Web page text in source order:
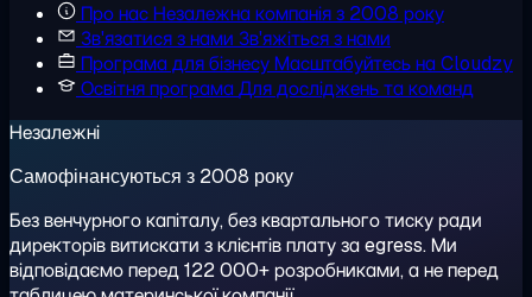
Про насНезалежна компанія з 2008 року
Зв'язатися з нами Зв'яжіться з нами
Програма для бізнесуМасштабуйтесь на Cloudzy
Освітня програмаДля досліджень та команд
Незалежні
Самофінансуються з 2008 року
Без венчурного капіталу, без квартального тиску ради
директорів витискати з клієнтів плату за egress. Ми
відповідаємо перед 122 000+ розробниками, а не перед